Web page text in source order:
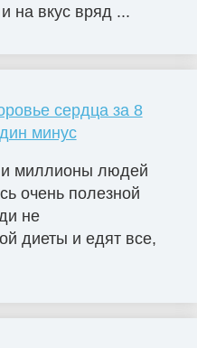
на вкус вряд ...
сердца за 8
минус
миллионы людей
очень полезной
не
диеты и едят все,